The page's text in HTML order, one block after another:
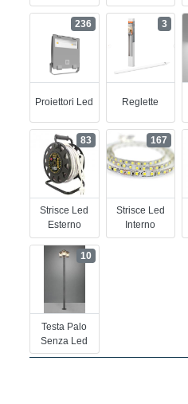
Proiettori Led
236
Reglette
3
Strisce Led
Esterno
83
Strisce Led
Interno
167
Testa Palo
Senza Led
10